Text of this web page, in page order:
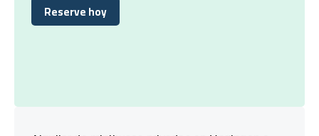
Reserve hoy
Reserve hoy